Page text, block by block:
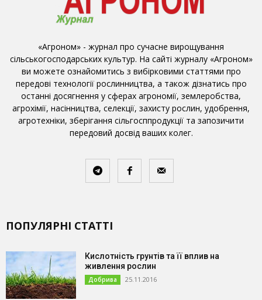
«Агроном» - журнал про сучасне вирощування
сільськогосподарських культур. На сайті журналу «Агроном»
ви можете ознайомитись з вибірковими статтями про
передові технології рослинництва, а також дізнатись про
останні досягнення у сферах агрономії, землеробства,
агрохімії, насінництва, селекції, захисту рослин, удобрення,
агротехніки, зберігання сільгосппродукції та запозичити
передовий досвід ваших колег.
ПОПУЛЯРНІ СТАТТІ
Кислотність грунтів та її вплив на
живлення рослин
Добрива 25.11.2016